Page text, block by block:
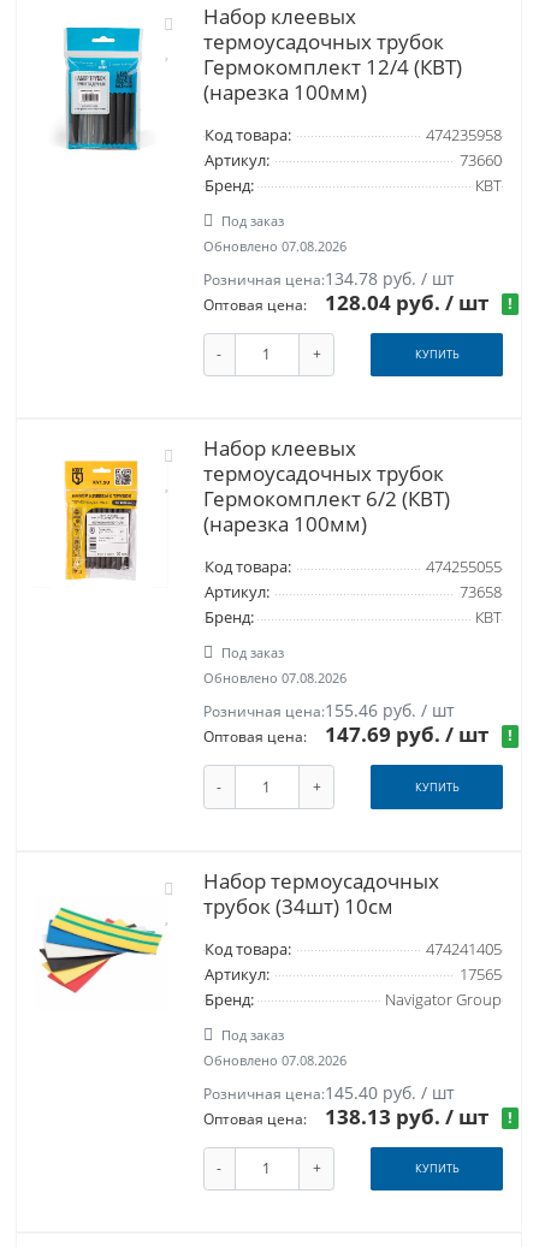
Набор клеевых
термоусадочных трубок
Гермокомплект 12/4 (КВТ)
(нарезка 100мм)
Код товара:
474235958
Артикул:
73660
Бренд:
КВТ
Под заказ
Обновлено 07.08.2026
Розничная цена:134.78 руб. / шт
Оптовая цена: 128.04 руб./ шт !
- + КУПИТЬ
Набор клеевых
термоусадочных трубок
Гермокомплект 6/2 (КВТ)
(нарезка 100мм)
Код товара:
474255055
Артикул:
73658
Бренд:
КВТ
Под заказ
Обновлено 07.08.2026
Розничная цена:155.46 руб. / шт
Оптовая цена: 147.69 руб./ шт !
- + КУПИТЬ
Набор термоусадочных
трубок (34шт) 10см
Код товара:
474241405
Артикул:
17565
Бренд:
Navigator Group
Под заказ
Обновлено 07.08.2026
Розничная цена:145.40 руб. / шт
Оптовая цена: 138.13 руб. / шт !
- + КУПИТЬ